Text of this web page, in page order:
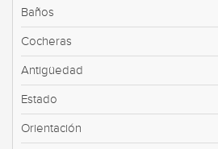
Baños
Cocheras
Antigüedad
Estado
Orientación